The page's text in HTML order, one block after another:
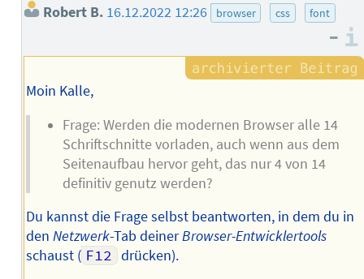
Robert B. 16.12.2022 12:26 browser css font
–
Moin Kalle,
Frage: Werden die modernen Browser alle 14
Schriftschnitte vorladen, auch wenn aus dem
Seitenaufbau hervor geht, das nur 4 von 14
definitiv genutz werden?
Du kannst die Frage selbst beantworten, in dem du in
den Netzwerk-Tab deinerBrowser-Entwicklertools
schaust ( F12 drücken).